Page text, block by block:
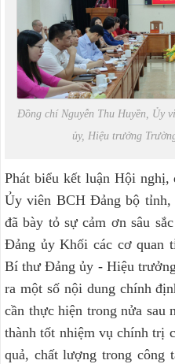
Đồng chí Nguyễn Thu Huyền, Ủy
ủy, Hiệu trưởng
Phát biểu kết luận Hội
Ủy viên BCH Đảng bộ
đã bày tỏ sự cảm ơn sâu
Đảng ủy Khối các cơ
Bí thư Đảng ủy - Hiệu
ra một số nội dung chính
cần thực hiện trong nửa sau
thành tốt nhiệm vụ chính trị
quả, chất lượng trong công